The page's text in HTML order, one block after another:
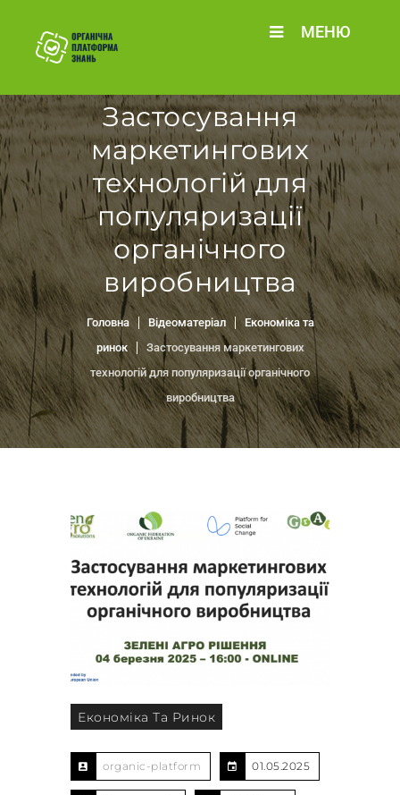
МЕНЮ
Застосування
маркетингових
технологій для
популяризації
органічного
виробництва
Головна Відеоматеріал
Економіка та
ринок
Застосування маркетингових
технологій для популяризації органічного
виробництва
Економіка Та Ринок
organic-platform 01.05.2025